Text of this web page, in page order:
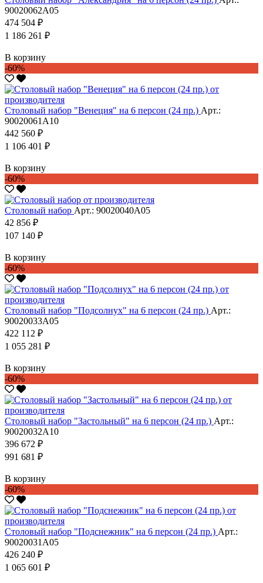
90020062А05
474 504 ₽
1 186 261 ₽
В корзину
-60%
Столовый набор "Венеция" на 6 персон (24 пр.) Арт.:
90020061А10
442 560 ₽
1 106 401 ₽
В корзину
-60%
Столовый набор Арт.: 90020040А05
42 856 ₽
107 140 ₽
В корзину
-60%
Столовый набор "Подсолнух" на 6 персон (24 пр.) Арт.:
90020033А05
422 112 ₽
1 055 281 ₽
В корзину
-60%
Столовый набор "Застольный" на 6 персон (24 пр.) Арт.:
90020032А10
396 672 ₽
991 681 ₽
В корзину
-60%
Столовый набор "Подснежник" на 6 персон (24 пр.) Арт.:
90020031А05
426 240 ₽
1 065 601 ₽